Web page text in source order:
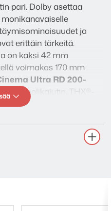
pari. Dolby asettaa
ja
erittäin tärkeitä.
on kaksi 42 mm
voimakas 170 mm
Ultra RD 200-
dipolikaiutin. THX®-
ansiosta siitä
kalotti